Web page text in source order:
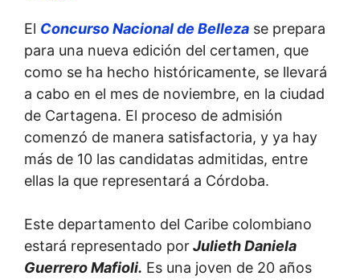
El Concurso Nacional de Belleza se prepara
para una nueva edición del certamen, que
como se ha hecho históricamente, se llevará
a cabo en el mes de noviembre, en la ciudad
de Cartagena. El proceso de admisión
comenzó de manera satisfactoria, y ya hay
más de 10 las candidatas admitidas, entre
ellas la que representará a Córdoba.
Este departamento del Caribe colombiano
estará representado porJulieth Daniela
Guerrero Mafioli. Es una joven de 20 años